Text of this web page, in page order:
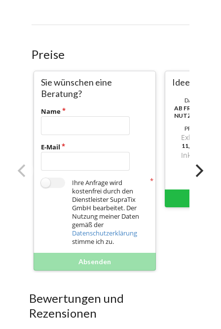
Preise
Sie wünschen eine
Beratung?
Name
E-Mail
Ihre Anfrage wird
kostenfrei durch den
Dienstleister SupraTix
GmbH bearbeitet. Der
Nutzung meiner Daten
gemäß der
Datenschutzerklärung
stimme ich zu.
Absenden
Ideen-Hub
DAUER:
AB
NUTZBAR
PREIS
Exkl. Mwst.
Inkl. Mwst.
Bewertungen und
Rezensionen